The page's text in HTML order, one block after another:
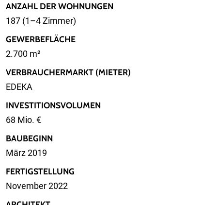
ANZAHL DER WOHNUNGEN
187 (1–4 Zimmer)
GEWERBEFLÄCHE
2.700 m²
VERBRAUCHERMARKT (MIETER)
EDEKA
INVESTITIONSVOLUMEN
68 Mio. €
BAUBEGINN
März 2019
FERTIGSTELLUNG
November 2022